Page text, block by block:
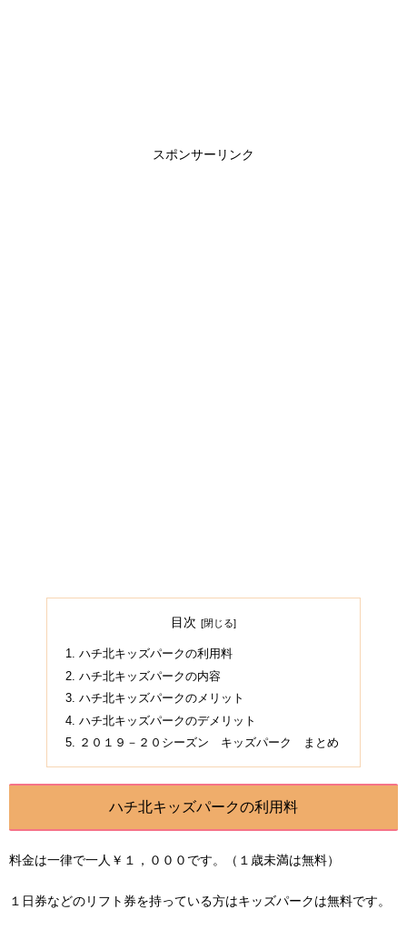
スポンサーリンク
目次
ハチ北キッズパークの利用料
ハチ北キッズパークの内容
ハチ北キッズパークのメリット
ハチ北キッズパークのデメリット
２０１９－２０シーズン キッズパーク まとめ
ハチ北キッズパークの利用料
料金は一律で一人￥１，０００です。（１歳未満は無料）
１日券などのリフト券を持っている方はキッズパークは無料です。